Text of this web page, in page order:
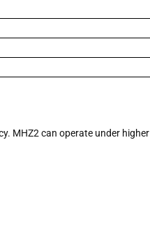
MHZ2 can operate under higher